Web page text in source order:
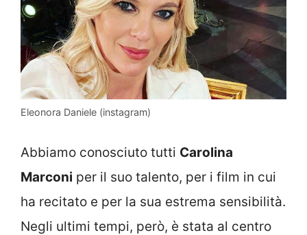
Eleonora Daniele (instagram)
Abbiamo conosciuto tutti Carolina
Marconi per il suo talento, per i film in cui
ha recitato e per la sua estrema sensibilità.
Negli ultimi tempi, però, è stata al centro